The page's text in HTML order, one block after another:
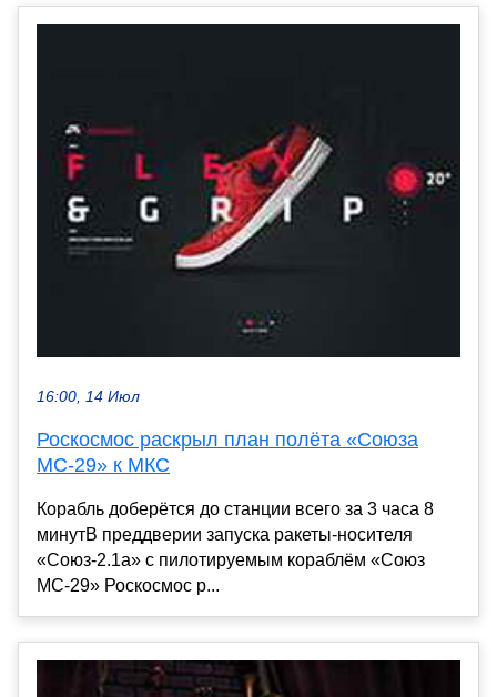
16:00, 14 Июл
Роскосмос раскрыл план полёта «Союза
МС-29» к МКС
Корабль доберётся до станции всего за 3 часа 8
минутВ преддверии запуска ракеты-носителя
«Союз-2.1а» с пилотируемым кораблём «Союз
МС-29» Роскосмос р...